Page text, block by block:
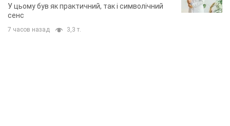
У цьому був як практичний, так і символічний
сенс
7 часов назад 3,3 т.